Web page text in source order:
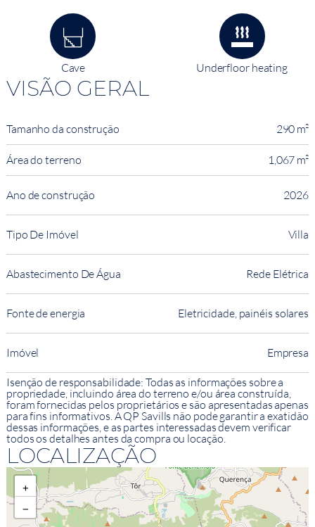
Cave Underfloor heating
VISÃO GERAL
Tamanho da construção 290 m²
Área do terreno 1,067 m²
Ano de construção 2026
Tipo De Imóvel Villa
Abastecimento De Água Rede Elétrica
Fonte de energia Eletricidade, painéis solares
Imóvel Empresa
Isenção de responsabilidade: Todas as informações sobre a
propriedade, incluindo área do terreno e/ou área construída,
foram fornecidas pelos proprietários e são apresentadas apenas
para fins informativos. A QP Savills não pode garantir a exatidão
dessas informações, e as partes interessadas devem verificar
todos os detalhes antes da compra ou locação.
LOCALIZAÇÃO
+
−